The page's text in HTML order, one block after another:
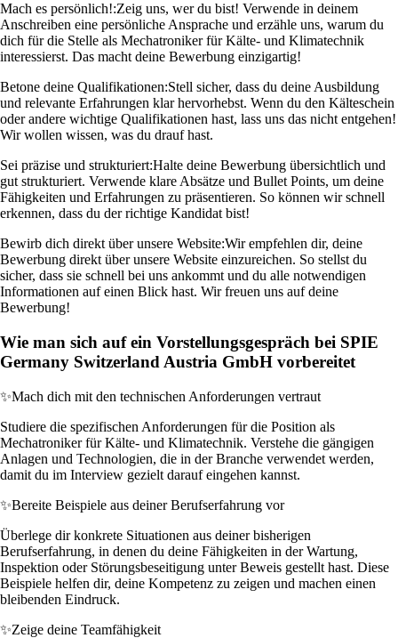
Mach es persönlich!:Zeig uns, wer du bist! Verwende in deinem
Anschreiben eine persönliche Ansprache und erzähle uns, warum du
dich für die Stelle als Mechatroniker für Kälte- und Klimatechnik
interessierst. Das macht deine Bewerbung einzigartig!
Betone deine Qualifikationen:Stell sicher, dass du deine Ausbildung
und relevante Erfahrungen klar hervorhebst. Wenn du den Kälteschein
oder andere wichtige Qualifikationen hast, lass uns das nicht entgehen!
Wir wollen wissen, was du drauf hast.
Sei präzise und strukturiert:Halte deine Bewerbung übersichtlich und
gut strukturiert. Verwende klare Absätze und Bullet Points, um deine
Fähigkeiten und Erfahrungen zu präsentieren. So können wir schnell
erkennen, dass du der richtige Kandidat bist!
Bewirb dich direkt über unsere Website:Wir empfehlen dir, deine
Bewerbung direkt über unsere Website einzureichen. So stellst du
sicher, dass sie schnell bei uns ankommt und du alle notwendigen
Informationen auf einen Blick hast. Wir freuen uns auf deine
Bewerbung!
Wie man sich auf ein Vorstellungsgespräch bei SPIE
Germany Switzerland Austria GmbH vorbereitet
✨Mach dich mit den technischen Anforderungen vertraut
Studiere die spezifischen Anforderungen für die Position als
Mechatroniker für Kälte- und Klimatechnik. Verstehe die gängigen
Anlagen und Technologien, die in der Branche verwendet werden,
damit du im Interview gezielt darauf eingehen kannst.
✨Bereite Beispiele aus deiner Berufserfahrung vor
Überlege dir konkrete Situationen aus deiner bisherigen
Berufserfahrung, in denen du deine Fähigkeiten in der Wartung,
Inspektion oder Störungsbeseitigung unter Beweis gestellt hast. Diese
Beispiele helfen dir, deine Kompetenz zu zeigen und machen einen
bleibenden Eindruck.
✨Zeige deine Teamfähigkeit